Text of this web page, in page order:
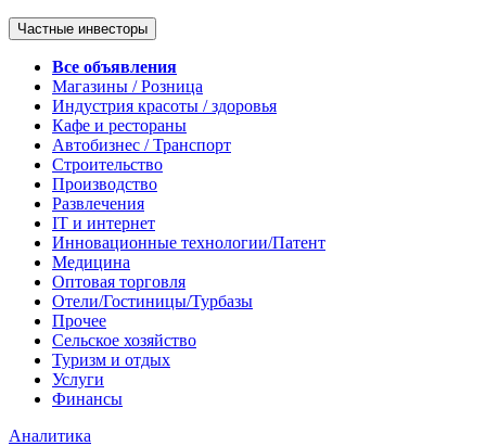
Частные инвесторы
Все объявления
Магазины / Розница
Индустрия красоты / здоровья
Кафе и рестораны
Автобизнес / Транспорт
Строительство
Производство
Развлечения
IT и интернет
Инновационные технологии/Патент
Медицина
Оптовая торговля
Отели/Гостиницы/Турбазы
Прочее
Сельское хозяйство
Туризм и отдых
Услуги
Финансы
Аналитика